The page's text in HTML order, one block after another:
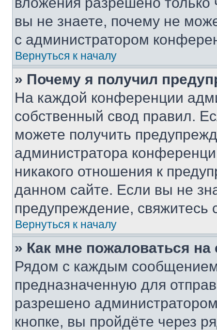
вы не знаете, почему не
с администратором
Вернуться к началу
» Почему я получил
На каждой конференции
собственный свод правил.
можете получить
администратора
никакого отношения к
данном сайте. Если вы не
предупреждение,
Вернуться к началу
» Как мне пожаловаться
Рядом с каждым сообщением
предназначенную для
разрешено
кнопке, вы пройдёте через